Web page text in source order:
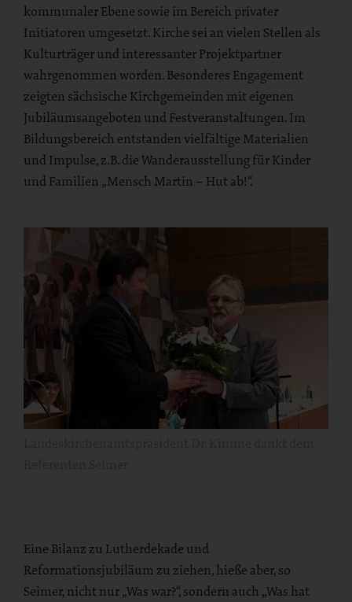
kommunaler Ebene sowie im Bereich privater
Initiatoren umgesetzt. Kirche sei an vielen Stellen als
Kulturträger und interessanter Projektpartner
wahrgenommen worden. Besonderes Engagement
zeigten sächsische Kirchgemeinden mit eigenen
Jubiläumsangeboten und Festveranstaltungen. Im
Bildungsbereich entstanden vielfältige Materialien
und Impulse, z.B. die Wanderausstellung für Kinder
und Familien „Mensch Martin – Hut ab!“.
Eine Bilanz zu Lutherdekade und
Reformationsjubiläum zu ziehen, hieße aber, so
Seimer, nicht nur „Was war?“, sondern auch „Was hat